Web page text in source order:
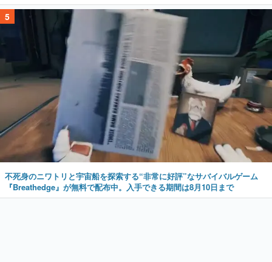
5
不死身のニワトリと宇宙船を探索する“非常に好評”なサバイバルゲーム
『Breathedge』が無料で配布中。入手できる期間は8月10日まで